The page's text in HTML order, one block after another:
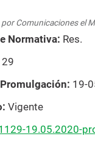
porComunicacionesel
Normativa Res.
19-
Vigente
19.05.2020-